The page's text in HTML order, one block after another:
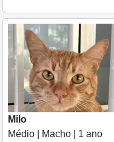
Milo
Médio | Macho | 1 ano